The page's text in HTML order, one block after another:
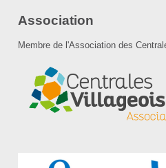
Association
Membre de l'Association des